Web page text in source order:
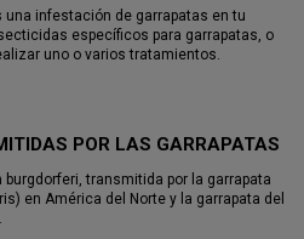
una infestación de garrapatas en tu
específicos para garrapatas, o
uno o varios tratamientos.
POR LAS GARRAPATAS
transmitida por la garrapata
en América del Norte y la garrapata del